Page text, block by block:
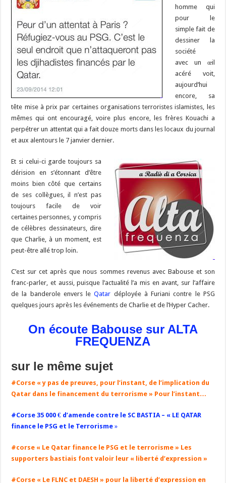
homme qui
pour le
simple fait de
dessiner la
société
avec un œil
acéré voit,
aujourd’hui
encore, sa
tête mise à prix par certaines organisations terroristes islamistes, les
mêmes qui ont encouragé, voire plus encore, les frères Kouachi a
perpétrer un attentat qui a fait douze morts dans les locaux du journal
et aux alentours le 7 janvier dernier.
Et si celui-ci garde toujours sa
dérision en s’étonnant d’être
moins bien côté que certains
de ses collègues, il n’est pas
toujours facile de voir
certaines personnes, y compris
de célèbres dessinateurs, dire
que Charlie, à un moment, est
peut-être allé trop loin.
C’est sur cet après que nous sommes revenus avec Babouse et son
franc-parler, et aussi, puisque l’actualité l’a mis en avant, sur l’affaire
de la banderole envers leQatar déployée à Furiani contre le PSG
quelques jours après les événements de Charlie et de l’Hyper Cacher.
On écoute Babouse sur ALTA
FREQUENZA
sur le même sujet
#Corse « y pas de preuves, pour l’instant, de l’implication du
Qatar dans le financement du terrorisme » Pour l’instant…
#Corse 35 000 € d’amende contre le SC BASTIA – « LE QATAR
finance le PSG et le Terrorisme»
#corse « Le Qatar finance le PSG et le terrorisme » Les
supporters bastiais font valoir leur « liberté d’expression »
#Corse « Le FLNC et DAESH » pour la liberté d’expression en